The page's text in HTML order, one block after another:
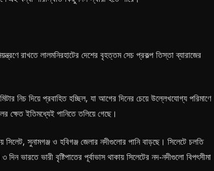
রাখতে লালমনিরহাটের দেশের বৃহত্তম সেচ প্রকল্প তিস্তা ব্যারাজের
নিচ দিয়ে প্রবাহিত হচ্ছিল, যা আগের দিনের চেয়ে উল্লেখযোগ্য পরিমাণে
ক্ষেত ইতিমধ্যেই পানিতে তলিয়ে গেছে।
সুনামগঞ্জ ও হবিগঞ্জ জেলার নদীগুলোর পানি বাড়ছে। সিলেটে চলতি
ভারতে ভারী বৃষ্টিপাতের পূর্বাভাস থাকায় সিলেটের নদ-নদীগুলো বিপৎসীমা